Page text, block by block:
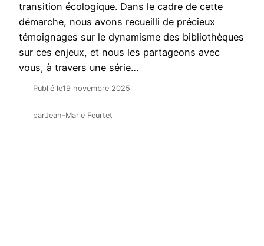
transition écologique. Dans le cadre de cette
démarche, nous avons recueilli de précieux
témoignages sur le dynamisme des bibliothèques
sur ces enjeux, et nous les partageons avec
vous, à travers une série…
Publié le19 novembre 2025
parJean-Marie Feurtet